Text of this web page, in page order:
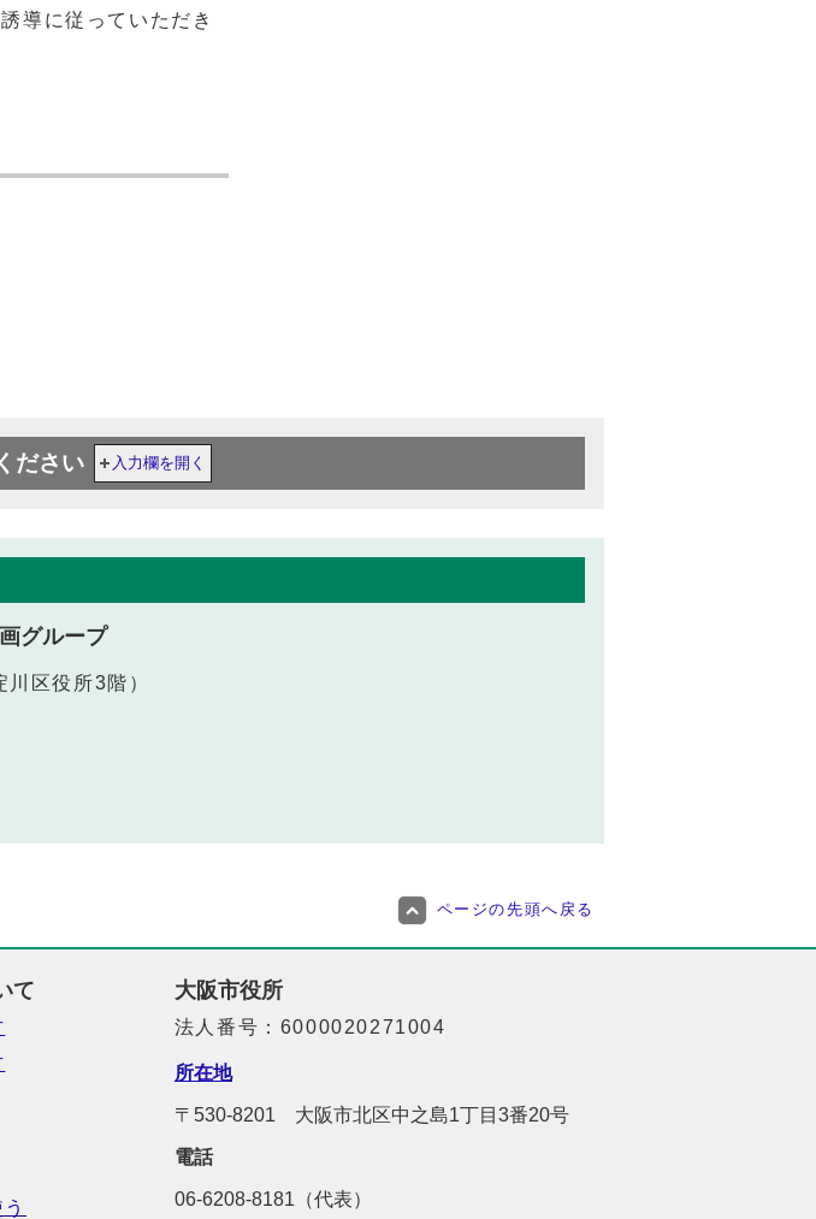
導に従っていただき
ださい 入力欄を開く
グループ
区役所3階）
ページの先頭へ戻る
て 大阪市役所
法人番号：6000020271004
所在地
〒530-8201 大阪市北区中之島1丁目3番20号
電話
06-6208-8181（代表）